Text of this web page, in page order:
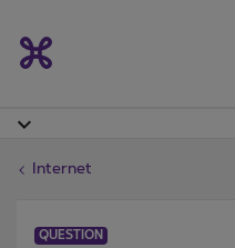
Internet
QUESTION